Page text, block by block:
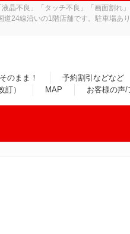
晶不良」「タッチ不良」「画面割れ
24線沿いの1階店舗です。駐車場あ
のまま！ 予約割引などなど
）
MAP お客様の声/